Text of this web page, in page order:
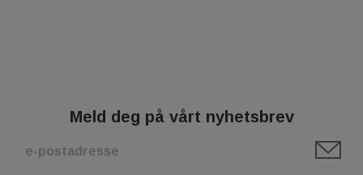
Meld deg på vårt nyhetsbrev